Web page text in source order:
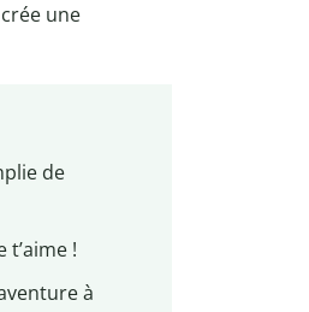
une
de
t’aime !
à